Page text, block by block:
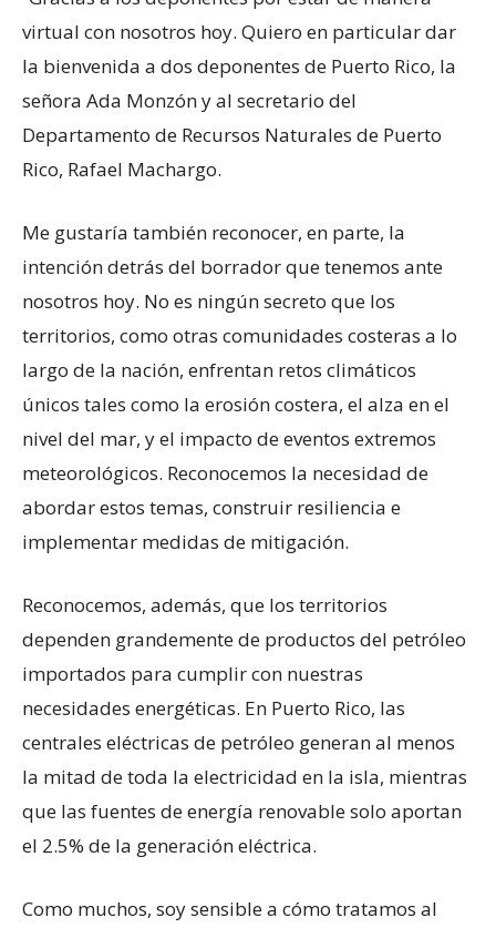
virtual con nosotros hoy. Quiero en particular dar
la bienvenida a dos deponentes de Puerto Rico, la
señora Ada Monzón y al secretario del
Departamento de Recursos Naturales de Puerto
Rico, Rafael Machargo.
Me gustaría también reconocer, en parte, la
intención detrás del borrador que tenemos ante
nosotros hoy. No es ningún secreto que los
territorios, como otras comunidades costeras a lo
largo de la nación, enfrentan retos climáticos
únicos tales como la erosión costera, el alza en el
nivel del mar, y el impacto de eventos extremos
meteorológicos. Reconocemos la necesidad de
abordar estos temas, construir resiliencia e
implementar medidas de mitigación.
Reconocemos, además, que los territorios
dependen grandemente de productos del petróleo
importados para cumplir con nuestras
necesidades energéticas. En Puerto Rico, las
centrales eléctricas de petróleo generan al menos
la mitad de toda la electricidad en la isla, mientras
que las fuentes de energía renovable solo aportan
el 2.5% de la generación eléctrica.
Como muchos, soy sensible a cómo tratamos al